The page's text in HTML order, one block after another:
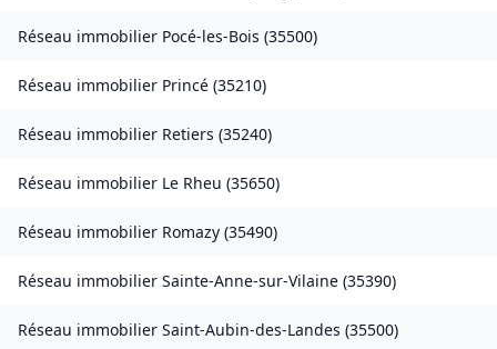
Réseau immobilier Pocé-les-Bois (35500)
Réseau immobilier Princé (35210)
Réseau immobilier Retiers (35240)
Réseau immobilier Le Rheu (35650)
Réseau immobilier Romazy (35490)
Réseau immobilier Sainte-Anne-sur-Vilaine (35390)
Réseau immobilier Saint-Aubin-des-Landes (35500)